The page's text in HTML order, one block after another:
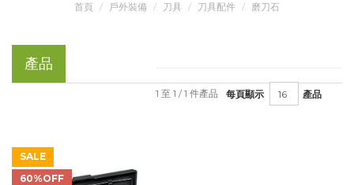
首頁 戶外裝備 刀具 刀具配件 磨刀石
產品
每頁顯示 產品
1 至 1 / 1 件產品
SALE
60%OFF